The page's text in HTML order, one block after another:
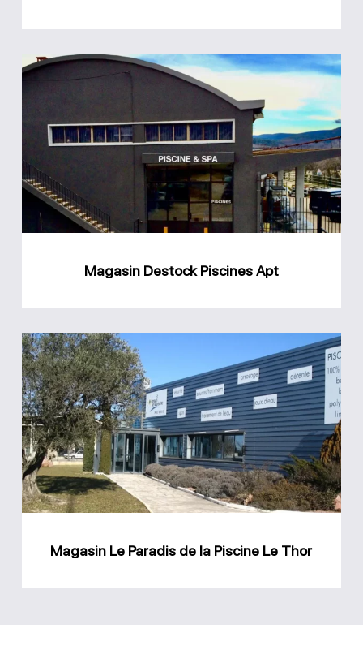
Magasin
Destock
Piscines
Apt
Magasin Destock Piscines Apt
Le
Paradis
de
la
Piscine
Le
Magasin Le Paradis de la Piscine Le Thor